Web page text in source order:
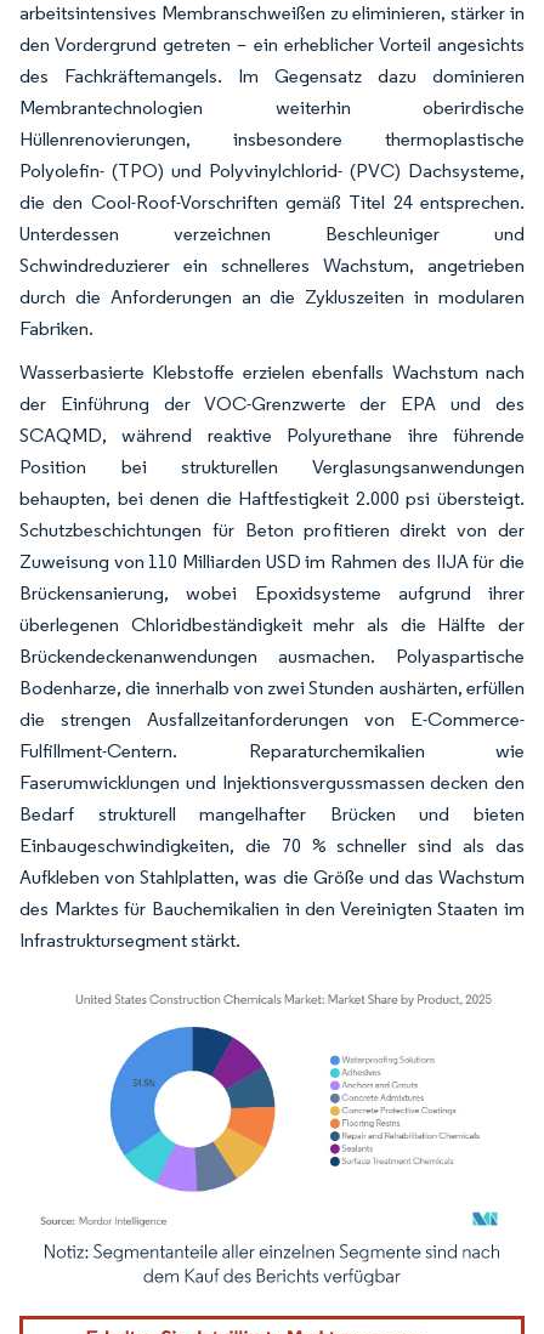
arbeitsintensives Membranschweißen zu eliminieren, stärker in
den Vordergrund getreten – ein erheblicher Vorteil angesichts
des Fachkräftemangels. Im Gegensatz dazu dominieren
Membrantechnologien weiterhin oberirdische
Hüllenrenovierungen, insbesondere thermoplastische
Polyolefin- (TPO) und Polyvinylchlorid- (PVC) Dachsysteme,
die den Cool-Roof-Vorschriften gemäß Titel 24 entsprechen.
Unterdessen verzeichnen Beschleuniger und
Schwindreduzierer ein schnelleres Wachstum, angetrieben
durch die Anforderungen an die Zykluszeiten in modularen
Fabriken.
Wasserbasierte Klebstoffe erzielen ebenfalls Wachstum nach
der Einführung der VOC-Grenzwerte der EPA und des
SCAQMD, während reaktive Polyurethane ihre führende
Position bei strukturellen Verglasungsanwendungen
behaupten, bei denen die Haftfestigkeit 2.000 psi übersteigt.
Schutzbeschichtungen für Beton profitieren direkt von der
Zuweisung von 110 Milliarden USD im Rahmen des IIJA für die
Brückensanierung, wobei Epoxidsysteme aufgrund ihrer
überlegenen Chloridbeständigkeit mehr als die Hälfte der
Brückendeckenanwendungen ausmachen. Polyaspartische
Bodenharze, die innerhalb von zwei Stunden aushärten, erfüllen
die strengen Ausfallzeitanforderungen von E-Commerce-
Fulfillment-Centern. Reparaturchemikalien wie
Faserumwicklungen und Injektionsvergussmassen decken den
Bedarf strukturell mangelhafter Brücken und bieten
Einbaugeschwindigkeiten, die 70 % schneller sind als das
Aufkleben von Stahlplatten, was die Größe und das Wachstum
des Marktes für Bauchemikalien in den Vereinigten Staaten im
Infrastruktursegment stärkt.
Bild © Mordor Intelligence. Wiederverwendung erfordert Namensnennung